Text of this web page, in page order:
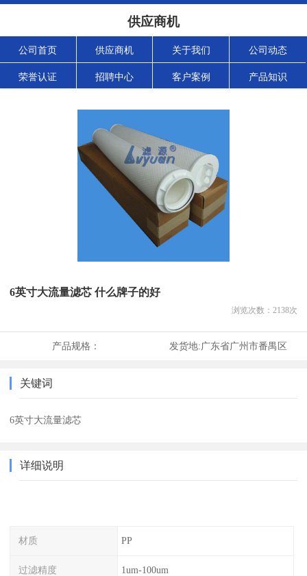
供应商机
公司首页 供应商机 关于我们 公司动态
荣誉认证 招聘中心 客户案例 产品知识
6英寸大流量滤芯 什么牌子的好
浏览次数： 2138次
产品规格： 发货地:广东省广州市番禺区
关键词
6英寸大流量滤芯
详细说明
材质 PP
过滤精度 1um-100um